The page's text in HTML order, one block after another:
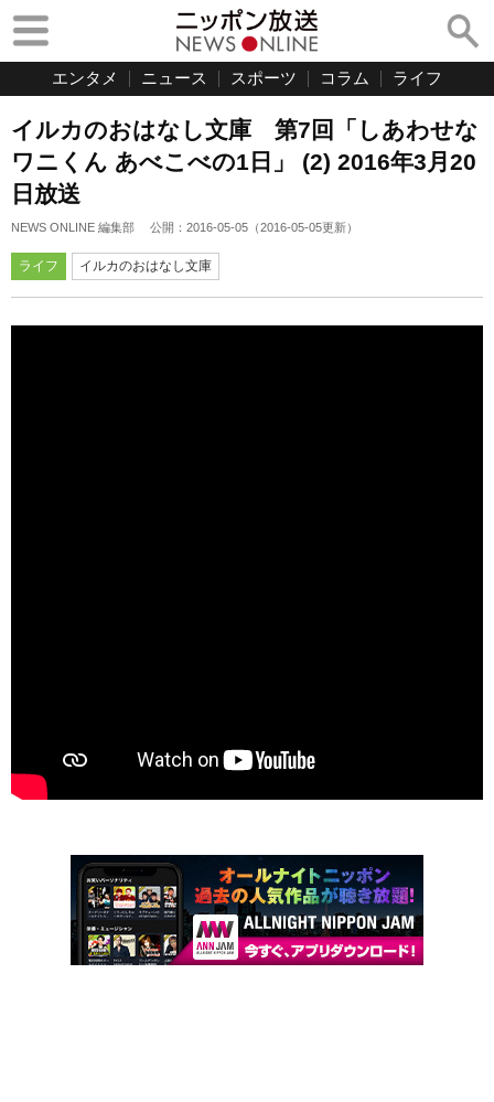
エンタメ ニュース スポーツ コラム ライフ
イルカのおはなし文庫 第7回「しあわせな
ワニくん あべこべの1日」 (2) 2016年3月20
日放送
NEWS ONLINE 編集部 公開： 2016-05-05 （2016-05-05更新）
ライフ イルカのおはなし文庫